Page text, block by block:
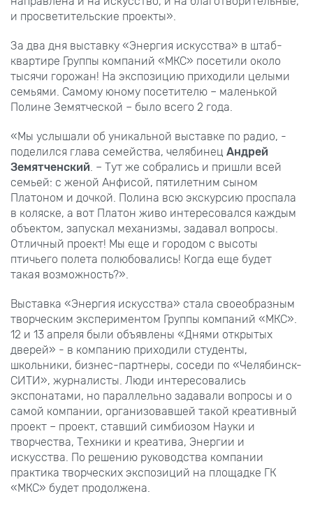
и просветительские проекты».
За два дня выставку «Энергия искусства» в штаб-
квартире Группы компаний «МКС» посетили около
тысячи горожан! На экспозицию приходили целыми
семьями. Самому юному посетителю – маленькой
Полине Земятческой – было всего 2 года.
«Мы услышали об уникальной выставке по радио, -
поделился глава семейства, челябинец Андрей
Земятченский. – Тут же собрались и пришли всей
семьей: с женой Анфисой, пятилетним сыном
Платоном и дочкой. Полина всю экскурсию проспала
в коляске, а вот Платон живо интересовался каждым
объектом, запускал механизмы, задавал вопросы.
Отличный проект! Мы еще и городом с высоты
птичьего полета полюбовались! Когда еще будет
такая возможность?».
Выставка «Энергия искусства» стала своеобразным
творческим экспериментом Группы компаний «МКС».
12 и 13 апреля были объявлены «Днями открытых
дверей» - в компанию приходили студенты,
школьники, бизнес-партнеры, соседи по «Челябинск-
СИТИ», журналисты. Люди интересовались
экспонатами, но параллельно задавали вопросы и о
самой компании, организовавшей такой креативный
проект – проект, ставший симбиозом Науки и
творчества, Техники и креатива, Энергии и
искусства. По решению руководства компании
практика творческих экспозиций на площадке ГК
«МКС» будет продолжена.